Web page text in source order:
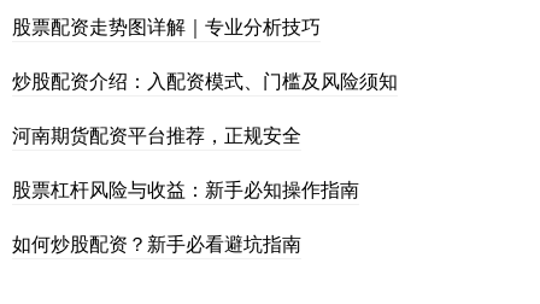
股票配资走势图详解｜专业分析技巧
炒股配资介绍：入配资模式、门槛及风险须知
河南期货配资平台推荐，正规安全
股票杠杆风险与收益：新手必知操作指南
如何炒股配资？新手必看避坑指南